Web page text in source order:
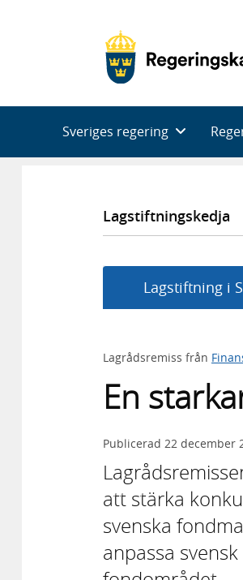
Sveriges regering
Lagstiftningskedja
Lagstiftning i
Lagrådsremiss från
En
Publicerad 22 december
att stärka
svenska
anpassa